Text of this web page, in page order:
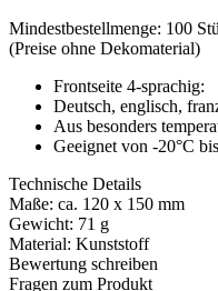
Mindestbestellmenge: 100
(Preise ohne Dekomaterial)
Frontseite 4-sprachig:
Deutsch, englisch,
Aus besonders
Geeignet von -20°C
Technische Details
Maße: ca. 120 x 150 mm
Gewicht: 71 g
Material: Kunststoff
Bewertung schreiben
Fragen zum Produkt